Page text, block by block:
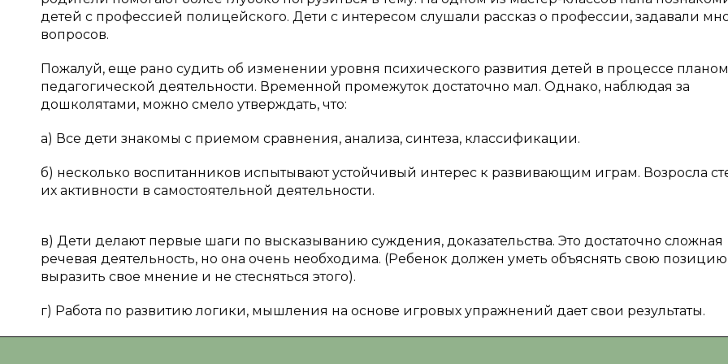
детей с профессией полицейского. Дети с интересом слушали рассказ о профессии, задавали
вопросов.
Пожалуй, еще рано судить об изменении уровня психического развития детей в процессе
педагогической деятельности. Временной промежуток достаточно мал. Однако, наблюдая за
дошколятами, можно смело утверждать, что:
а) Все дети знакомы с приемом сравнения, анализа, синтеза, классификации.
б) несколько воспитанников испытывают устойчивый интерес к развивающим играм. Возросла
их активности в самостоятельной деятельности.
в) Дети делают первые шаги по высказыванию суждения, доказательства. Это достаточно сложная
речевая деятельность, но она очень необходима. (Ребенок должен уметь объяснять свою
выразить свое мнение и не стесняться этого).
г) Работа по развитию логики, мышления на основе игровых упражнений дает свои результаты.